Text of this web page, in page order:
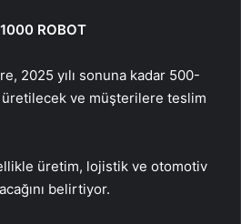
ROBOT
2025 yılı sonuna kadar 500-
üretilecek ve müşterilere teslim
üretim, lojistik ve otomotiv
belirtiyor.